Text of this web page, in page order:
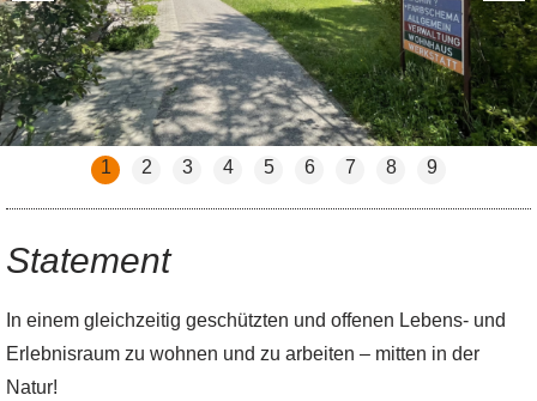
1 2 3 4 5 6 7 8 9
Statement
In einem gleichzeitig geschützten und offenen Lebens- und
Erlebnisraum zu wohnen und zu arbeiten – mitten in der
Natur!